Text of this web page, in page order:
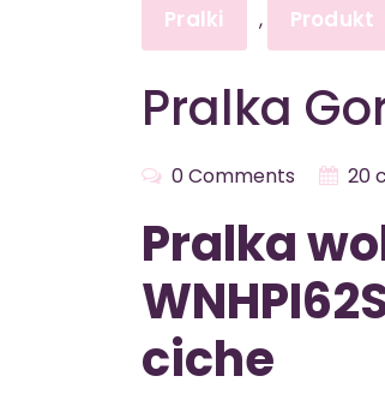
Pralki , Produkt
Pralka
0 Comments 20
Pralka
ciche